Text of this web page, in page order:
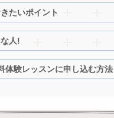
たいポイント
人!
体験レッスンに申し込む方法